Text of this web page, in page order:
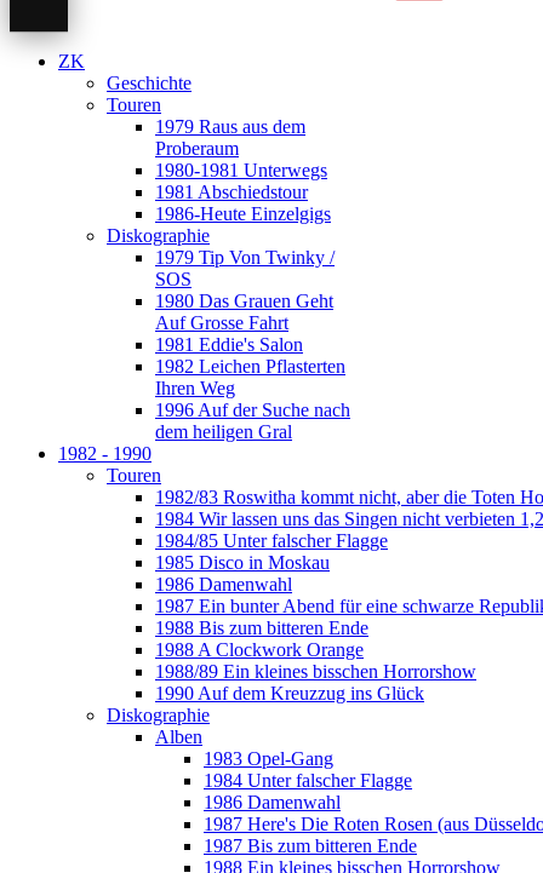
ZK
Geschichte
Touren
1979 Raus aus dem
Proberaum
1980-1981 Unterwegs
1981 Abschiedstour
1986-Heute Einzelgigs
Diskographie
1979 Tip Von Twinky /
SOS
1980 Das Grauen Geht
Auf Grosse Fahrt
1981 Eddie's Salon
1982 Leichen Pflasterten
Ihren Weg
1996 Auf der Suche nach
dem heiligen Gral
1982 - 1990
Touren
1982/83 Roswitha kommt nicht, aber die Toten
1984 Wir lassen uns das Singen nicht verbieten
1984/85 Unter falscher Flagge
1985 Disco in Moskau
1986 Damenwahl
1987 Ein bunter Abend für eine schwarze
1988 Bis zum bitteren Ende
1988 A Clockwork Orange
1988/89 Ein kleines bisschen Horrorshow
1990 Auf dem Kreuzzug ins Glück
Diskographie
Alben
1983 Opel-Gang
1984 Unter falscher Flagge
1986 Damenwahl
1987 Here's Die Roten Rosen (aus
1987 Bis zum bitteren Ende
1988 Ein kleines bisschen Horrorshow